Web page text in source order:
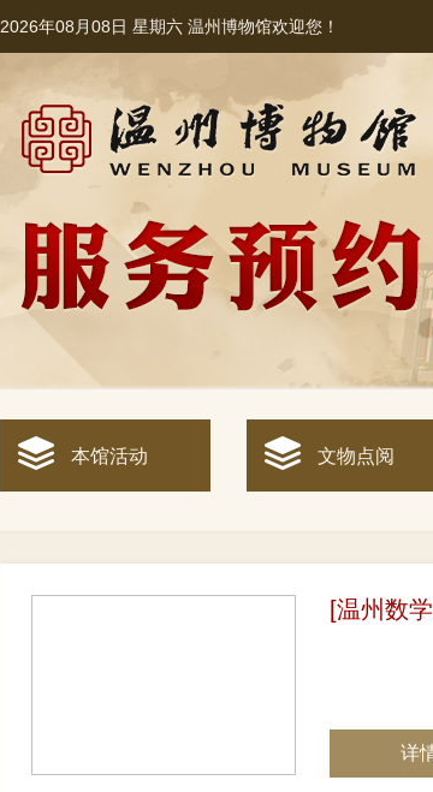
2026年08月08日 星期六 温州博物馆欢迎您！
本馆活动 文物点阅
[温州数
详